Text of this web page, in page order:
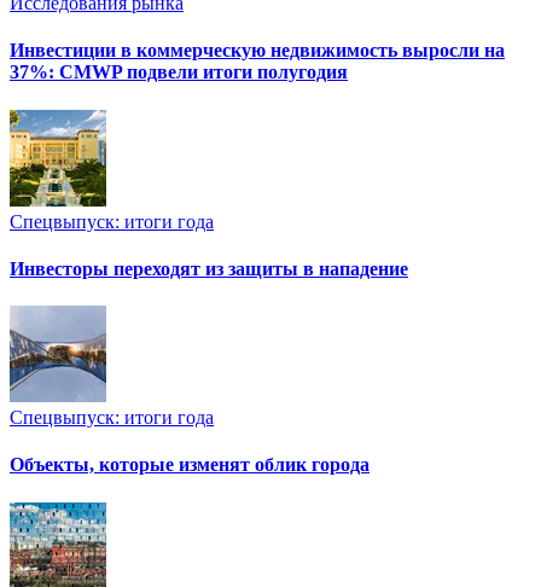
Инвестиции в коммерческую недвижимость выросли на
37%: CMWP подвели итоги полугодия
Спецвыпуск: итоги года
Инвесторы переходят из защиты в нападение
Спецвыпуск: итоги года
Объекты, которые изменят облик города